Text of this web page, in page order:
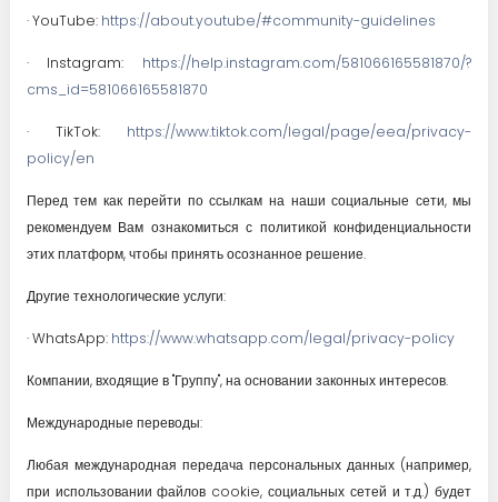
· YouTube: https://about.youtube/#community-guidelines
· Instagram: https://help.instagram.com/581066165581870/?
cms_id=581066165581870
· TikTok: https://www.tiktok.com/legal/page/eea/privacy-
policy/en
Перед тем как перейти по ссылкам на наши социальные сети, мы
рекомендуем Вам ознакомиться с политикой конфиденциальности
этих платформ, чтобы принять осознанное решение.
Другие технологические услуги:
· WhatsApp: https://www.whatsapp.com/legal/privacy-policy
Компании, входящие в "Группу", на основании законных интересов.
Международные переводы:
Любая международная передача персональных данных (например,
при использовании файлов cookie, социальных сетей и т.д.) будет